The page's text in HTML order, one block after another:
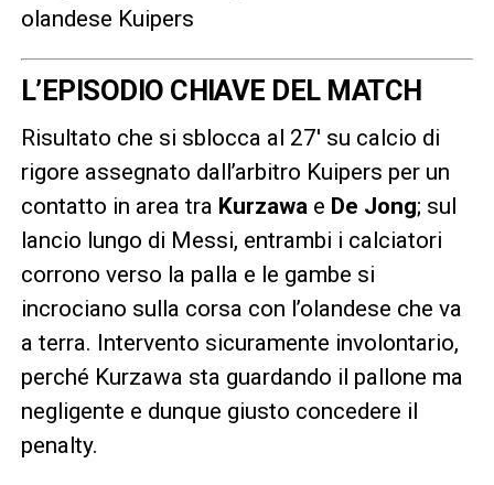
olandese Kuipers
L’EPISODIO CHIAVE DEL MATCH
Risultato che si sblocca al 27′ su calcio di
rigore assegnato dall’arbitro Kuipers per un
contatto in area tra Kurzawae De Jong; sul
lancio lungo di Messi, entrambi i calciatori
corrono verso la palla e le gambe si
incrociano sulla corsa con l’olandese che va
a terra. Intervento sicuramente involontario,
perché Kurzawa sta guardando il pallone ma
negligente e dunque giusto concedere il
penalty.